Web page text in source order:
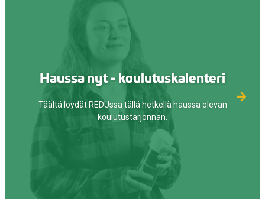
Haussa nyt - koulutuskalenteri
Täältä löydät REDUssa tällä hetkellä haussa olevan
koulutustarjonnan.